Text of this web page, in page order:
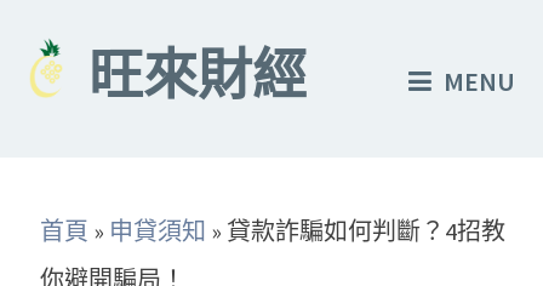
content
旺來財經 MENU
首頁 » 申貸須知 » 貸款詐騙如何判斷？4招教
你避開騙局！